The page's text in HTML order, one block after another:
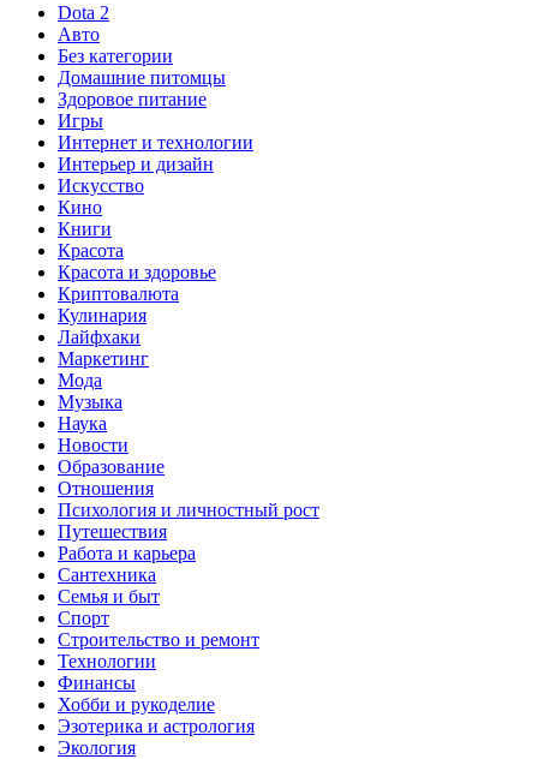
Dota 2
Авто
Без категории
Домашние питомцы
Здоровое питание
Игры
Интернет и технологии
Интерьер и дизайн
Искусство
Кино
Книги
Красота
Красота и здоровье
Криптовалюта
Кулинария
Лайфхаки
Маркетинг
Мода
Музыка
Наука
Новости
Образование
Отношения
Психология и личностный рост
Путешествия
Работа и карьера
Сантехника
Семья и быт
Спорт
Строительство и ремонт
Технологии
Финансы
Хобби и рукоделие
Эзотерика и астрология
Экология